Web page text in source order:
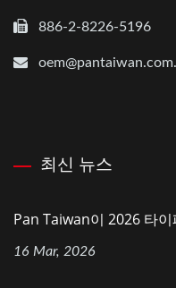
886-2-8226-5196
최신 뉴스
Pan Taiwan이 2026 타
16 Mar, 2026